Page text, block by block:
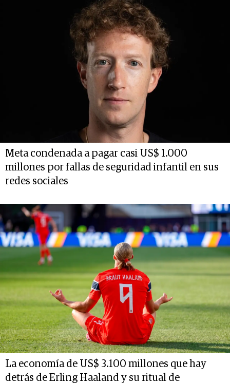
Meta condenada a pagar casi US$ 1.000
millones por fallas de seguridad infantil en sus
redes sociales
La economía de US$ 3.100 millones que hay
detrás de Erling Haaland y su ritual de